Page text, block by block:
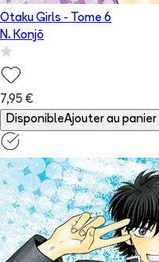
Otaku Girls - Tome 6
N. Konjō
7,95 €
DisponibleAjouter au panier